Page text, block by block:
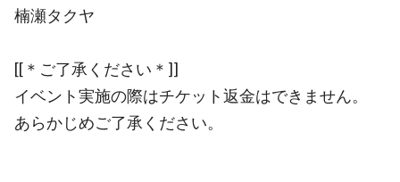
楠瀬タクヤ
[[＊ご了承ください＊]]
イベント実施の際はチケット返金はできません。
あらかじめご了承ください。